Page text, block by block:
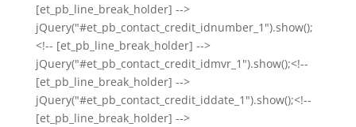
[et_pb_line_break_holder] -->
jQuery("#et_pb_contact_credit_idnumber_1").show();
<!-- [et_pb_line_break_holder] -->
jQuery("#et_pb_contact_credit_idmvr_1").show();<!--
[et_pb_line_break_holder] -->
jQuery("#et_pb_contact_credit_iddate_1").show();<!--
[et_pb_line_break_holder] -->